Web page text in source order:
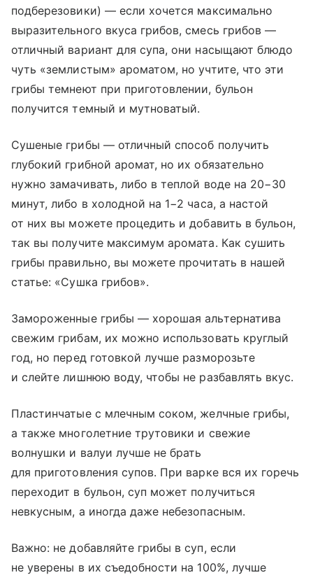
подберезовики) — если хочется максимально
выразительного вкуса грибов, смесь грибов —
отличный вариант для супа, они насыщают блюдо
чуть «землистым» ароматом, но учтите, что эти
грибы темнеют при приготовлении, бульон
получится темный и мутноватый.
Сушеные грибы — отличный способ получить
глубокий грибной аромат, но их обязательно
нужно замачивать, либо в теплой воде на 20−30
минут, либо в холодной на 1−2 часа, а настой
от них вы можете процедить и добавить в бульон,
так вы получите максимум аромата. Как сушить
грибы правильно, вы можете прочитать в нашей
статье: «Сушка грибов».
Замороженные грибы — хорошая альтернатива
свежим грибам, их можно использовать круглый
год, но перед готовкой лучше разморозьте
и слейте лишнюю воду, чтобы не разбавлять вкус.
Пластинчатые с млечным соком, желчные грибы,
а также многолетние трутовики и свежие
волнушки и валуи лучше не брать
для приготовления супов. При варке вся их горечь
переходит в бульон, суп может получиться
невкусным, а иногда даже небезопасным.
Важно: не добавляйте грибы в суп, если
не уверены в их съедобности на 100%, лучше